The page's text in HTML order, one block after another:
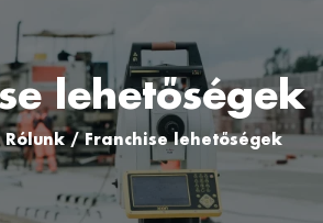
lehetőségek
Rólunk/Franchise lehetőségek